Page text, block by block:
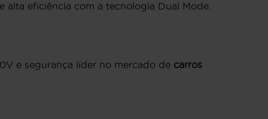
eficiência com a tecnologia Dual Mode.
e segurança líder no mercado de carros